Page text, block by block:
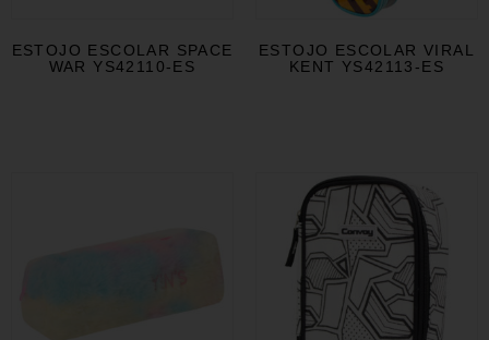
ESTOJO ESCOLAR SPACE
WAR YS42110-ES
ESTOJO ESCOLAR VIRAL
KENT YS42113-ES